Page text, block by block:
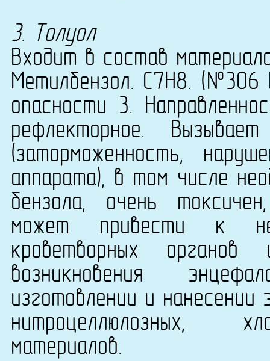
3. Толуол
Входит в состав
Метилбензол. C7H8. (№306
опасности 3.
рефлекторное.
(заторможенность,
аппарата), в том числе
бензола, очень
может привести к
кроветворных
возникновения
изготовлении и нанесении
нитроцеллюлозных,
материалов.